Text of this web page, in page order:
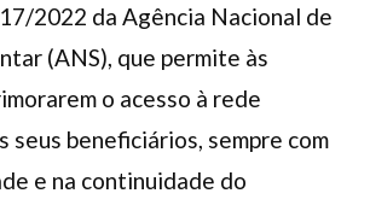
2022 da Agência Nacional de
(ANS), que permite às
o acesso à rede
seus beneficiários, sempre com
e na continuidade do